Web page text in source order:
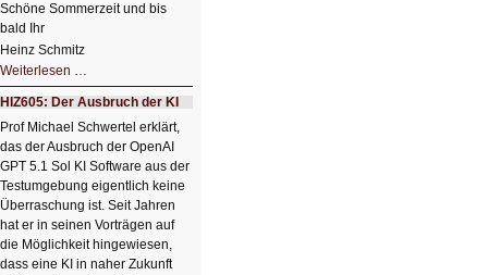
Schöne Sommerzeit und bis
bald Ihr
Heinz Schmitz
Weiterlesen …
so
kleine
Sommerpause
😊
HIZ605: Der Ausbruch der KI
Prof Michael Schwertel erklärt,
das der Ausbruch der OpenAI
GPT 5.1 Sol KI Software aus der
Testumgebung eigentlich keine
Überraschung ist. Seit Jahren
hat er in seinen Vorträgen auf
die Möglichkeit hingewiesen,
dass eine KI in naher Zukunft